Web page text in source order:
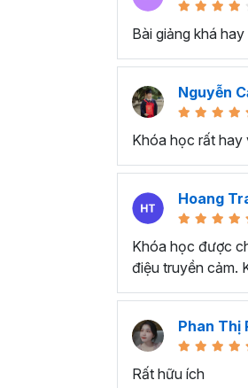
Bài giảng khá
Nguyễn
Khóa học rất hay
Hoang
Khóa học được
điệu truyền cảm.
Phan Thị
Rất hữu ích